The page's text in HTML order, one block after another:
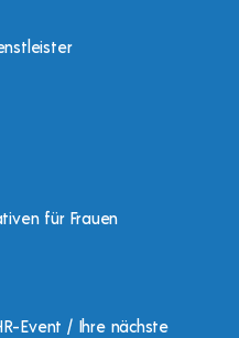
für Frauen
Event / Ihre nächste